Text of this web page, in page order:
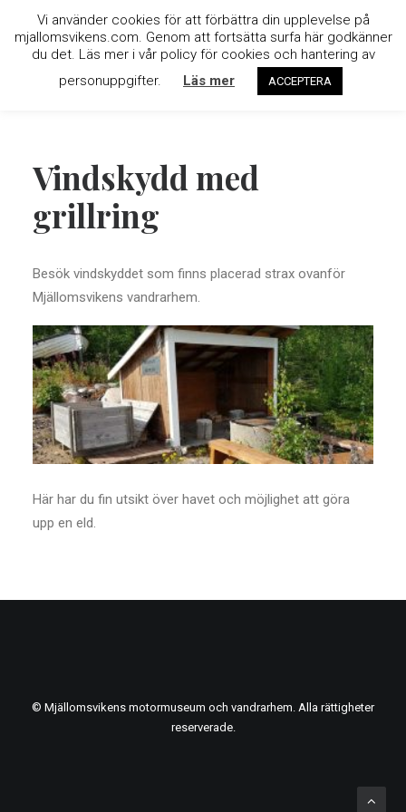
Vindskydd med
grillring
Besök vindskyddet som finns placerad strax ovanför
Mjällomsvikens vandrarhem.
Här har du fin utsikt över havet och möjlighet att göra
upp en eld.
© Mjällomsvikens motormuseum och vandrarhem. Alla rättigheter
reserverade.
Vi använder cookies för att förbättra din upplevelse på
mjallomsvikens.com. Genom att fortsätta surfa här godkänner
du det. Läs mer i vår policy för cookies och hantering av
personuppgifter.
Läs mer ACCEPTERA